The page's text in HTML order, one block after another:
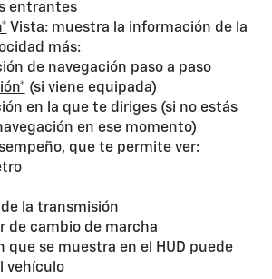
entrantes
Vista: muestra la información de la
más:
de navegación paso a paso
(si viene equipada)
en la que te diriges (si no estás
en ese momento)
que te permite ver:
de la transmisión
de cambio de marcha
que se muestra en el HUD puede
vehículo